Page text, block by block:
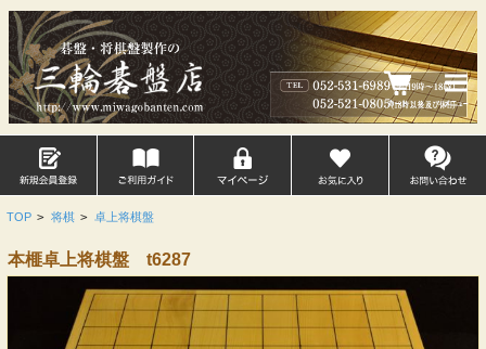
TOP > 将棋 > 卓上将棋盤
本榧卓上将棋盤 t6287